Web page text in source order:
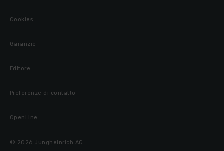
Cookies
Garanzie
Editore
Preferenze di contatto
OpenLine
© 2026 Jungheinrich AG